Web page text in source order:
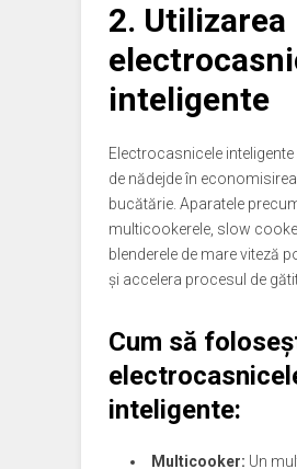
2. Utilizarea
inteligente
Electrocasnicele
de nădejde în
bucătărie. Aparatele
multicookerele, slow
blenderele de mare viteză
și accelera procesul de
Cum să
inteligente:
Multicooker: Un